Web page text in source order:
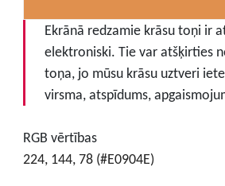
Ekrānā redzamie krāsu toņi ir
elektroniski. Tie var atšķirties
toņa, jo mūsu krāsu uztveri
virsma, atspīdums,
RGB vērtības
224, 144, 78 (#E0904E)